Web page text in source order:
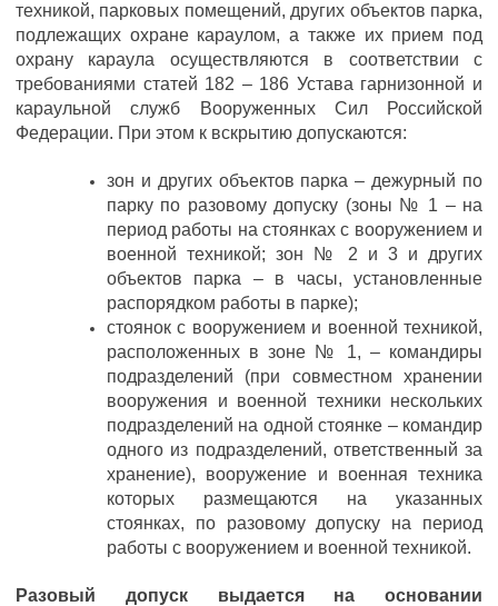
техникой, парковых помещений, других объектов парка,
подлежащих охране караулом, а также их прием под
охрану караула осуществляются в соответствии с
требованиями статей 182 – 186 Устава гарнизонной и
караульной служб Вооруженных Сил Российской
Федерации. При этом к вскрытию допускаются:
зон и других объектов парка – дежурный по
парку по разовому допуску (зоны № 1 – на
период работы на стоянках с вооружением и
военной техникой; зон № 2 и 3 и других
объектов парка – в часы, установленные
распорядком работы в парке);
стоянок с вооружением и военной техникой,
расположенных в зоне № 1, – командиры
подразделений (при совместном хранении
вооружения и военной техники нескольких
подразделений на одной стоянке – командир
одного из подразделений, ответственный за
хранение), вооружение и военная техника
которых размещаются на указанных
стоянках, по разовому допуску на период
работы с вооружением и военной техникой.
Разовый допуск выдается на основании